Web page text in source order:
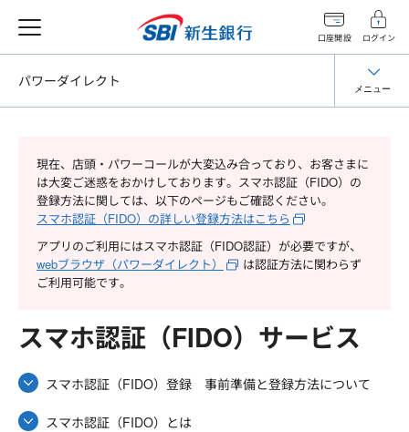
口座開設 ログイン
現在、店頭・パワーコールが大変込み合っており、お客さまに
は大変ご迷惑をおかけしております。スマホ認証（FIDO）の
登録方法に関しては、以下のページもご確認ください。
スマホ認証（FIDO）の詳しい登録方法はこちら
アプリのご利用にはスマホ認証（FIDO認証）が必要ですが、
webブラウザ（パワーダイレクト）
は認証方法に関わらず
ご利用可能です。
スマホ認証（FIDO）サービス
スマホ認証（FIDO）登録 事前準備と登録方法について
スマホ認証（FIDO）とは
パワーダイレクト メニュー